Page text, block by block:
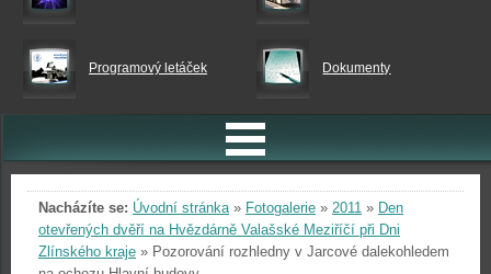
Programový letáček Dokumenty
Nacházíte se: Úvodní stránka» Fotogalerie » 2011 » Den
otevřených dvěří na Hvězdárně Valašské Meziříčí při Dni
Zlínského kraje » Pozorování rozhledny v Jarcové dalekohledem